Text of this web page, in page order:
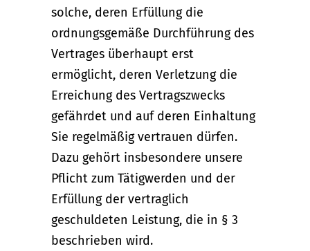
solche, deren Erfüllung die
ordnungsgemäße Durchführung des
Vertrages überhaupt erst
ermöglicht, deren Verletzung die
Erreichung des Vertragszwecks
gefährdet und auf deren Einhaltung
Sie regelmäßig vertrauen dürfen.
Dazu gehört insbesondere unsere
Pflicht zum Tätigwerden und der
Erfüllung der vertraglich
geschuldeten Leistung, die in § 3
beschrieben wird.